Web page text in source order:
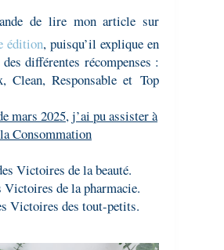
de lire mon article sur
édition, puisqu’il explique en
différentes récompenses :
Clean, Responsable etTop
mars 2025, j’ai pu assister à
Consommation
Victoires de la beauté.
Victoires de la pharmacie.
Victoires des tout-petits.